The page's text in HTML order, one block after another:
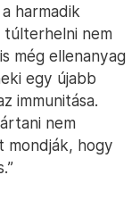
harmadik
túlterhelni nem
még ellenanyag
egy újabb
immunitása.
nem
mondják, hogy